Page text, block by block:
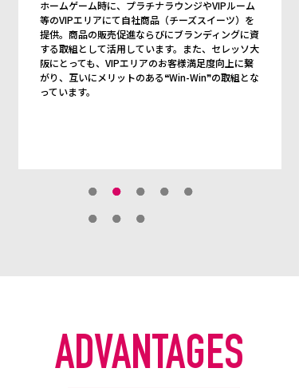
り」「魅せる」といったアスリート特有の個性を、
自社ブランドの世界観と融合させることにより、ブ
ランドプロモーションとして活用しています。
ADVANTAGES